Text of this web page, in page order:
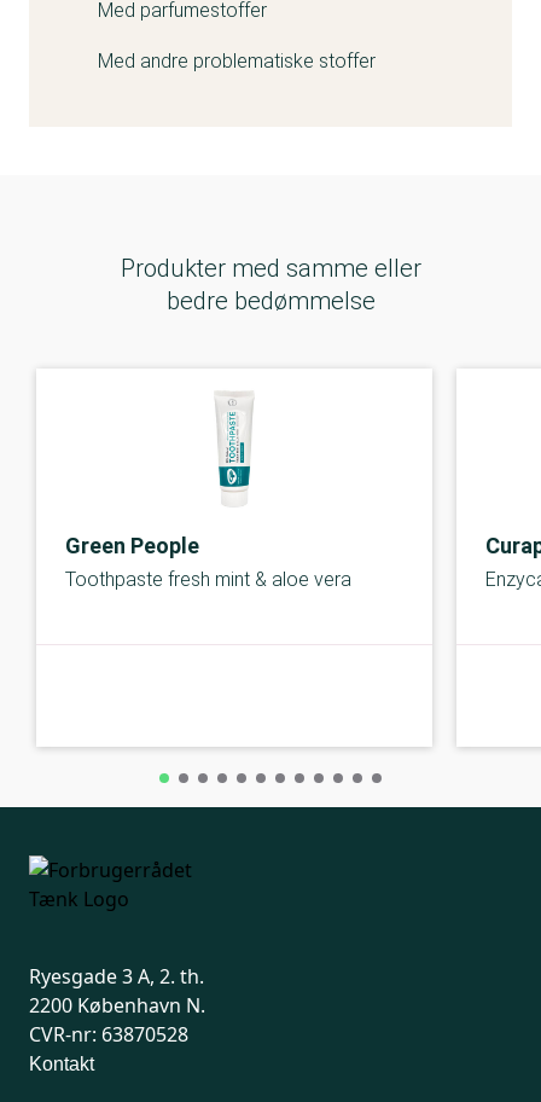
Med parfumestoffer
Med andre problematiske stoffer
Produkter med samme eller
bedre bedømmelse
Green People
Toothpaste fresh mint & aloe vera
Ryesgade 3 A, 2. th.
2200 København N.
CVR-nr: 63870528
Kontakt